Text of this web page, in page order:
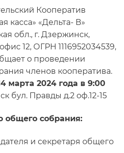
Кооператив
касса» «Дельта- В»
обл., г. Дзержинск,
12, ОГРН 1116952034539,
о проведении
членов кооператива.
марта 2024 года в 9:00
бул. Правды д.2 оф.12-15
общего собрания:
и секретаря общего